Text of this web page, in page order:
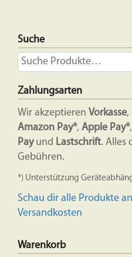
Suche
Zahlungsarten
Wir akzeptieren Vorkasse,
Amazon Pay*, Apple Pay*,
Payund Lastschrift. Alles
Gebühren.
*) Unterstützung
Schau dir alle Produkte an
Versandkosten
Warenkorb